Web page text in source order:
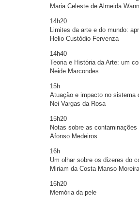
Maria Celeste de Almeida
14h20
Limites da arte e do mundo:
Helio Custódio Fervenza
14h40
Teoria e História da Arte: um
Neide Marcondes
15h
Atuação e impacto no sistema
Nei Vargas da Rosa
15h20
Notas sobre as
Afonso Medeiros
16h
Um olhar sobre os dizeres do
Miriam da Costa Manso
16h20
Memória da pele